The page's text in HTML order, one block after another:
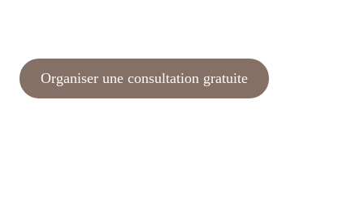
Organiser une consultation gratuite